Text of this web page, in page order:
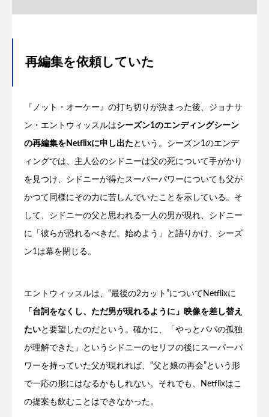
再編集を依頼していた
『ノット・オーケー』の打ち切りが決まった後、ジョナサ
ン・エントウィッスルはシーズン1のエンディングシーン
の再編集をNetflixに申し出た という。シーズン1のエンデ
ィングでは、主人公のシドニーは父の死について手がかり
を見つけ、シドニーが得たスーパーパワーについても父が
かつて同様にその力に苦しんでいたことを示している。そ
して、シドニーの父と思われる一人の男が現れ、シドニー
に「彼らが恐れるべきだ。始めよう」と語りかけ、シーズ
ン1は幕を閉じる。
エントウィッスルは、“最後の2カット”についてNetflixに
「台詞をなくし、ただ男が現れるように」映像を差し替え
たいと要望したのだという。確かに、「やっとパパの孤独
が理解できた」というシドニーのセリフの後にスーパーパ
ワーを持っていた父が現れれば、“父と娘の再会”という形
で一応の形にはなるかもしれない。それでも、Netflixはこ
の提案も飲むことはできなかった。